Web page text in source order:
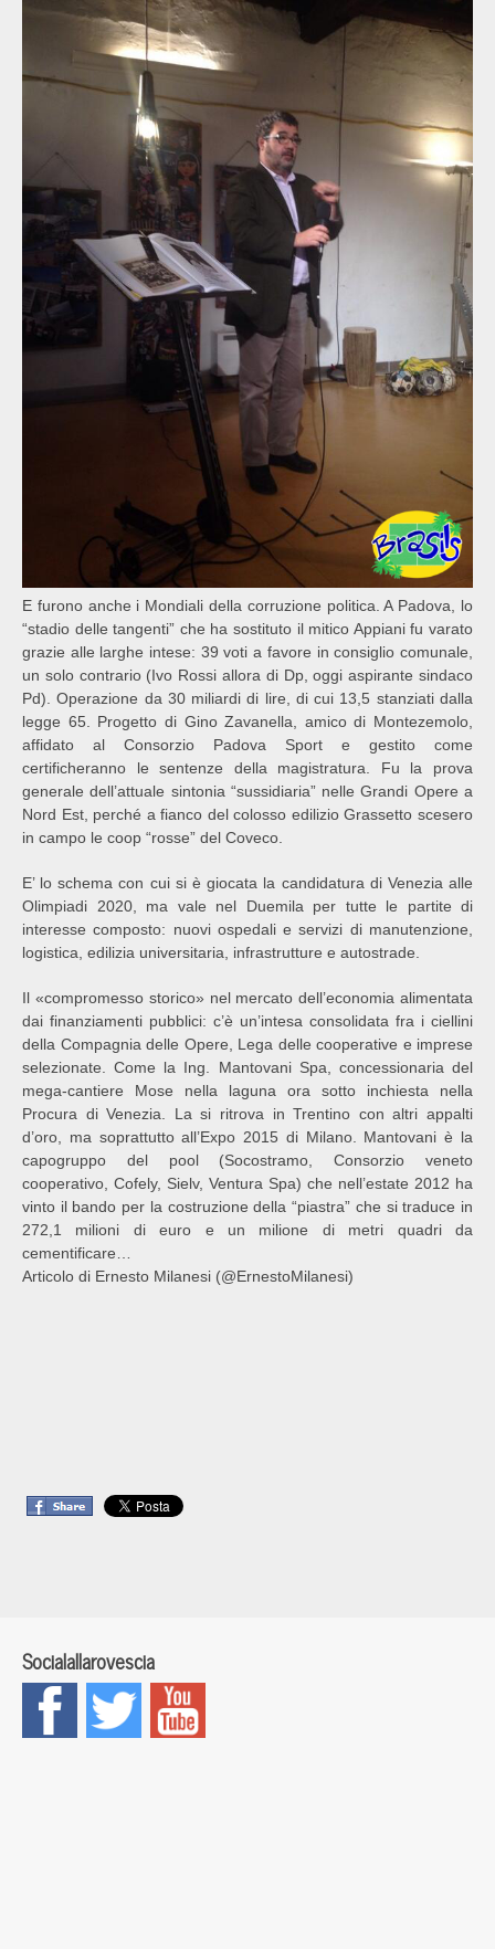
E furono anche i Mondiali della corruzione politica. A Padova, lo
“stadio delle tangenti” che ha sostituto il mitico Appiani fu varato
grazie alle larghe intese: 39 voti a favore in consiglio comunale,
un solo contrario (Ivo Rossi allora di Dp, oggi aspirante sindaco
Pd). Operazione da 30 miliardi di lire, di cui 13,5 stanziati dalla
legge 65. Progetto di Gino Zavanella, amico di Montezemolo,
affidato al Consorzio Padova Sport e gestito come
certificheranno le sentenze della magistratura. Fu la prova
generale dell’attuale sintonia “sussidiaria” nelle Grandi Opere a
Nord Est, perché a fianco del colosso edilizio Grassetto scesero
in campo le coop “rosse” del Coveco.
E’ lo schema con cui si è giocata la candidatura di Venezia alle
Olimpiadi 2020, ma vale nel Duemila per tutte le partite di
interesse composto: nuovi ospedali e servizi di manutenzione,
logistica, edilizia universitaria, infrastrutture e autostrade.
Il «compromesso storico» nel mercato dell’economia alimentata
dai finanziamenti pubblici: c’è un’intesa consolidata fra i ciellini
della Compagnia delle Opere, Lega delle cooperative e imprese
selezionate. Come la Ing. Mantovani Spa, concessionaria del
mega-cantiere Mose nella laguna ora sotto inchiesta nella
Procura di Venezia. La si ritrova in Trentino con altri appalti
d’oro, ma soprattutto all’Expo 2015 di Milano. Mantovani è la
capogruppo del pool (Socostramo, Consorzio veneto
cooperativo, Cofely, Sielv, Ventura Spa) che nell’estate 2012 ha
vinto il bando per la costruzione della “piastra” che si traduce in
272,1 milioni di euro e un milione di metri quadri da
cementificare…
Articolo di Ernesto Milanesi (@ErnestoMilanesi)
Socialallarovescia